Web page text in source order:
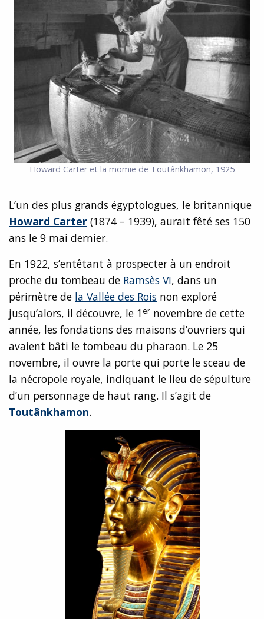
Howard Carter et la momie de Toutânkhamon, 1925
L’un des plus grands égyptologues, le britannique
Howard Carter (1874 – 1939), aurait fêté ses 150
ans le 9 mai dernier.
En 1922, s’entêtant à prospecter à un endroit
proche du tombeau de Ramsès VI, dans un
périmètre de la Vallée des Rois non exploré
jusqu’alors, il découvre, le 1er novembre de cette
année, les fondations des maisons d’ouvriers qui
avaient bâti le tombeau du pharaon. Le 25
novembre, il ouvre la porte qui porte le sceau de
la nécropole royale, indiquant le lieu de sépulture
d’un personnage de haut rang. Il s’agit de
Toutânkhamon.